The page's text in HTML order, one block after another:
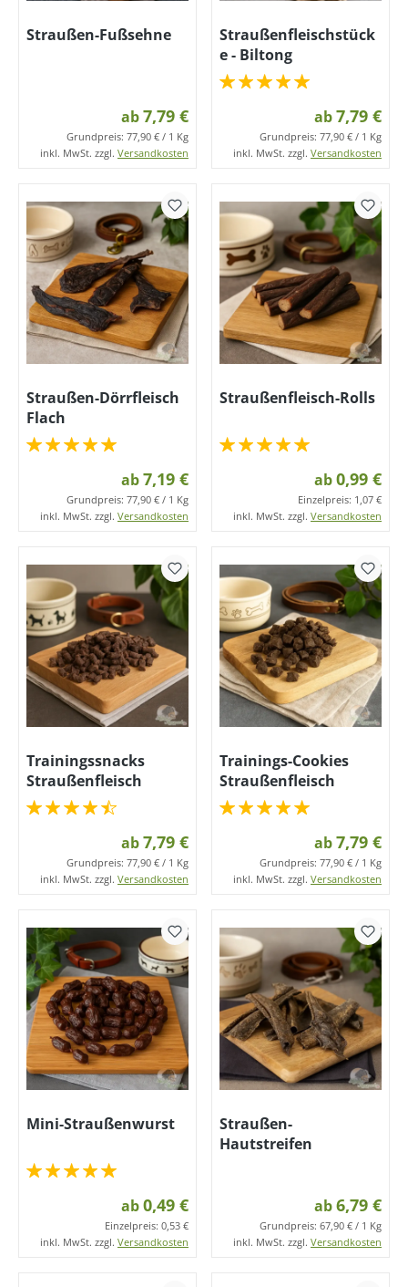
Straußen-Fußsehne
ab7,79 €
Grundpreis: 77,90 € / 1 Kg
inkl. MwSt. zzgl. Versandkosten
Straußenfleischstück
e - Biltong
ab7,79 €
Grundpreis: 77,90 € / 1 Kg
inkl. MwSt. zzgl. Versandkosten
Straußen-Dörrfleisch
Flach
ab7,19 €
Grundpreis: 77,90 € / 1 Kg
inkl. MwSt. zzgl. Versandkosten
Straußenfleisch-Rolls
ab0,99 €
Einzelpreis: 1,07 €
inkl. MwSt. zzgl. Versandkosten
Trainingssnacks
Straußenfleisch
ab7,79 €
Grundpreis: 77,90 € / 1 Kg
inkl. MwSt. zzgl. Versandkosten
Trainings-Cookies
Straußenfleisch
ab7,79 €
Grundpreis: 77,90 € / 1 Kg
inkl. MwSt. zzgl. Versandkosten
Mini-Straußenwurst
ab0,49 €
Einzelpreis: 0,53 €
inkl. MwSt. zzgl. Versandkosten
Straußen-
Hautstreifen
ab6,79 €
Grundpreis: 67,90 € / 1 Kg
inkl. MwSt. zzgl. Versandkosten